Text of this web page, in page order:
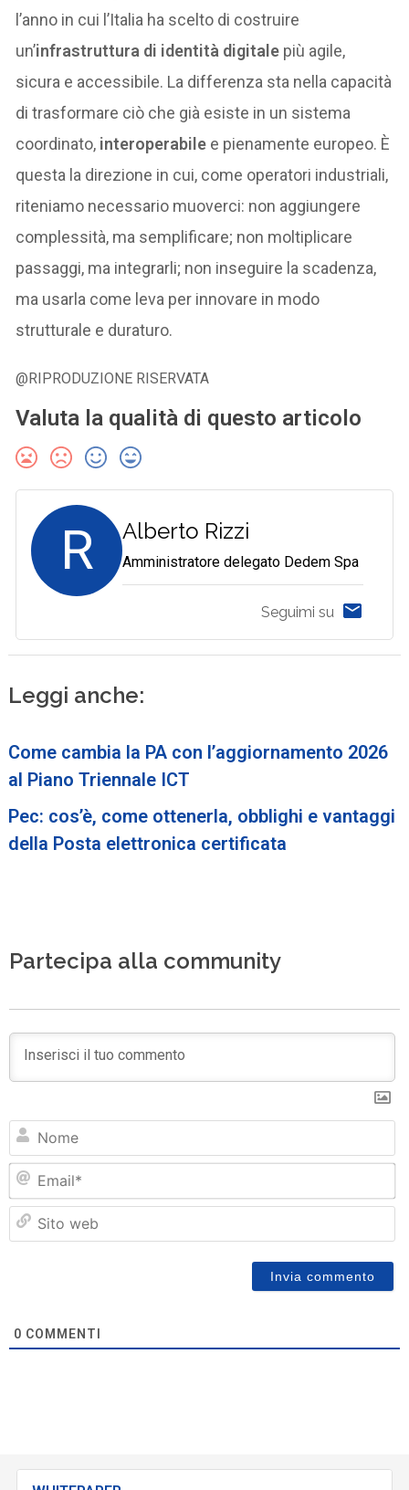
l’anno in cui l’Italia ha scelto di costruire
un’infrastruttura di identità digitale più agile,
sicura e accessibile. La differenza sta nella capacità
di trasformare ciò che già esiste in un sistema
coordinato, interoperabile e pienamente europeo. È
questa la direzione in cui, come operatori industriali,
riteniamo necessario muoverci: non aggiungere
complessità, ma semplificare; non moltiplicare
passaggi, ma integrarli; non inseguire la scadenza,
ma usarla come leva per innovare in modo
strutturale e duraturo.
@RIPRODUZIONE RISERVATA
Valuta la qualità di questo articolo
R Alberto Rizzi
Amministratore delegato Dedem Spa
Seguimi su
Leggi anche:
Come cambia la PA con l’aggiornamento 2026
al Piano Triennale ICT
Pec: cos’è, come ottenerla, obblighi e vantaggi
della Posta elettronica certificata
Partecipa alla community
0 COMMENTI